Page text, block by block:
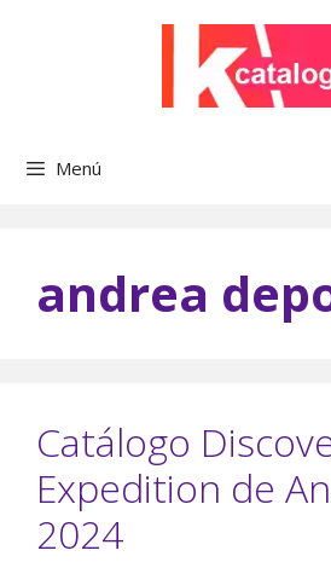
Menú
andrea
Catálogo
Expedition de
2024